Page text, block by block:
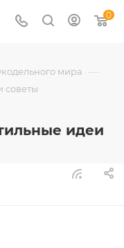
0
мира —
советы
идеи